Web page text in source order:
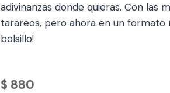
adivinanzas donde quieras. Con las
tarareos, pero ahora en un formato
bolsillo!
$ 880